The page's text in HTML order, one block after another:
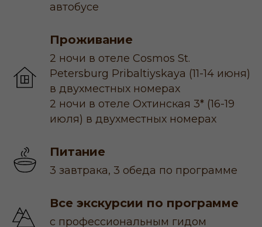
автобусе
Проживание
2 ночи в отеле Cosmos St.
Petersburg Pribaltiyskaya (11-14 июня)
в двухместных номерах
2 ночи в отеле Охтинская 3* (16-19
июля) в двухместных номерах
Питание
3 завтрака, 3 обеда по программе
Все экскурсии по программе
с профессиональным гидом